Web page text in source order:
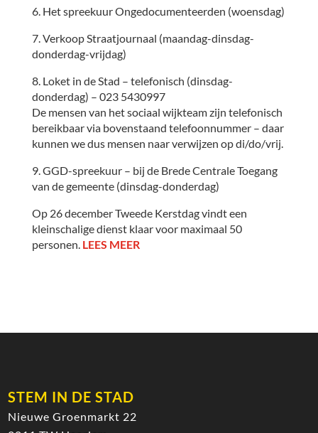
6. Het spreekuur Ongedocumenteerden (woensdag)
7. Verkoop Straatjournaal (maandag-dinsdag-
donderdag-vrijdag)
8. Loket in de Stad – telefonisch (dinsdag-
donderdag) – 023 5430997
De mensen van het sociaal wijkteam zijn telefonisch
bereikbaar via bovenstaand telefoonnummer – daar
kunnen we dus mensen naar verwijzen op di/do/vrij.
9. GGD-spreekuur – bij de Brede Centrale Toegang
van de gemeente (dinsdag-donderdag)
Op 26 december Tweede Kerstdag vindt een
kleinschalige dienst klaar voor maximaal 50
personen. LEES MEER
STEM IN DE STAD
Nieuwe Groenmarkt 22